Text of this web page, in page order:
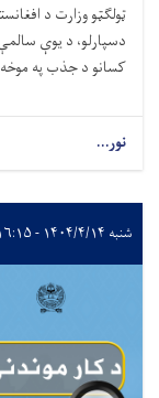
ټولګټو وزارت د
دسپارلو، د يوې
کسانو د جذب په
نور...
شنبه ۱۴۰۴/۴/۱۴ - ۱۶:۱۵